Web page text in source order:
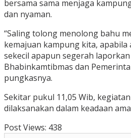
bersama sama menjaga
dan nyaman.
“Saling tolong menolong bahu
kemajuan kampung kita, apabila
sekecil apapun segerah
Bhabinkamtibmas dan
pungkasnya.
Sekitar pukul 11,05 Wib,
dilaksanakan dalam keadaan
Post Views: 438